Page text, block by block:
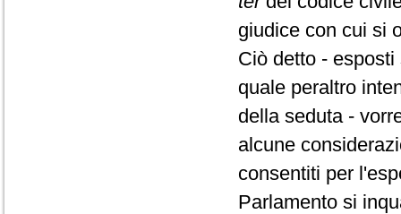
giudice con cui si
Ciò detto -
quale peraltro
della seduta -
alcune
consentiti per
Parlamento si